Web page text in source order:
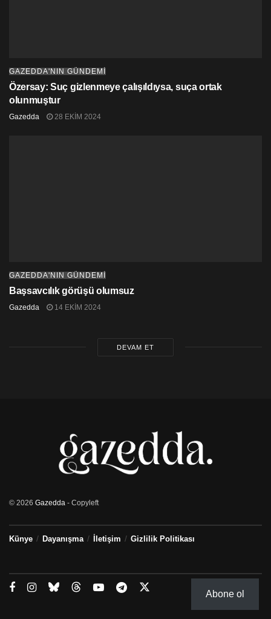
GAZEDDA'NIN GÜNDEMİ
Özersay: Suç gizlenmeye çalışıldıysa, suça ortak
olunmuştur
Gazedda 28 EKIM 2024
GAZEDDA'NIN GÜNDEMİ
Başsavcılık görüşü olumsuz
Gazedda 14 EKIM 2024
DEVAM ET
© 2026 Gazedda - Copyleft
Künye Dayanışma İletişim Gizlilik Politikası
Abone ol